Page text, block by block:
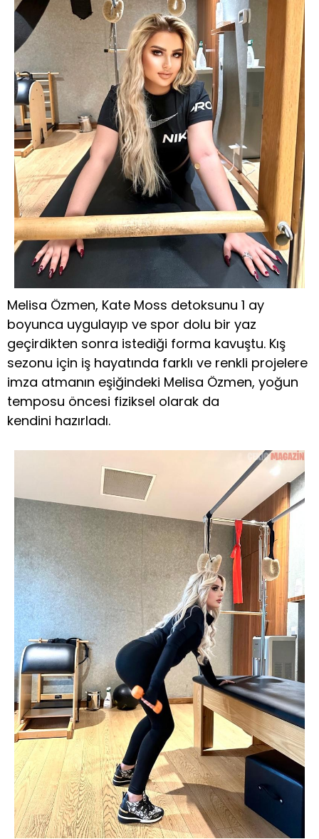
Melisa Özmen, Kate Moss detoksunu 1 ay
boyunca uygulayıp ve spor dolu bir yaz
geçirdikten sonra istediği forma kavuştu. Kış
sezonu için iş hayatında farklı ve renkli projelere
imza atmanın eşiğindeki Melisa Özmen, yoğun
temposu öncesi fiziksel olarak da
kendini hazırladı.